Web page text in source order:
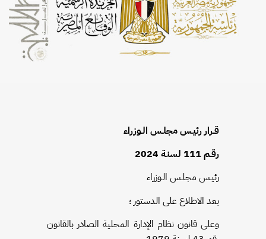
قـرار رئيـس مجلـس الـوزراء
رقـم 111 لسنـة 2024
رئيـس مجلـس الـوزراء
بعد الاطلاع على الدستور ؛
وعلى قانون نظام الإدارة المحلية الصادر بالقانون